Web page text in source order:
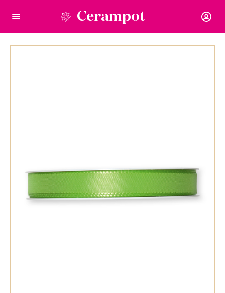
Cerampot